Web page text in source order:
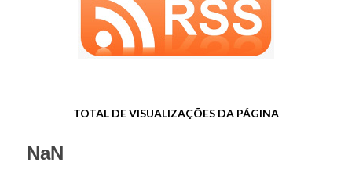
TOTAL DE VISUALIZAÇÕES DA PÁGINA
NaN